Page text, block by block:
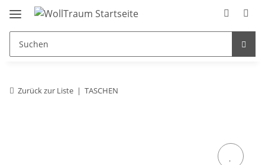
Zurück zur Liste TASCHEN